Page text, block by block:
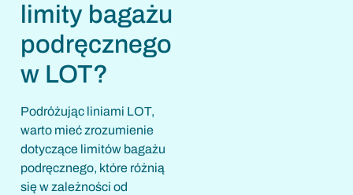
limity bagażu
podręcznego
w LOT?
Podróżując liniami LOT,
warto mieć zrozumienie
dotyczące limitów bagażu
podręcznego, które różnią
się w zależności od